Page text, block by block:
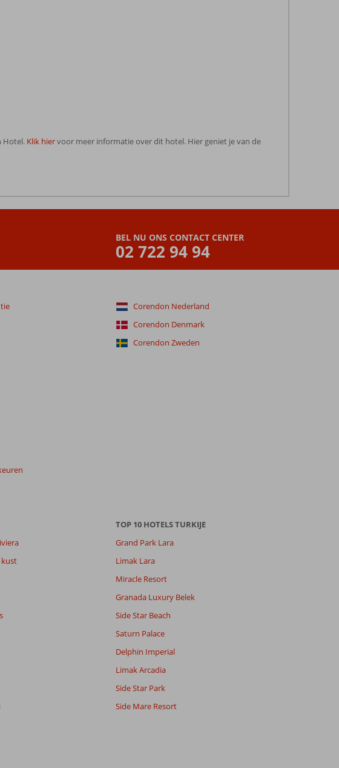
Hotel. Klik hiervoor meer informatie over dit hotel. Hier geniet je van de
BEL NU ONS CONTACT CENTER
02 722 94 94
Corendon Nederland
Corendon Denmark
Corendon Zweden
kust
TOP 10 HOTELS TURKIJE
Grand Park Lara
Limak Lara
Miracle Resort
Granada Luxury Belek
Side Star Beach
Saturn Palace
Delphin Imperial
Limak Arcadia
Side Star Park
Side Mare Resort